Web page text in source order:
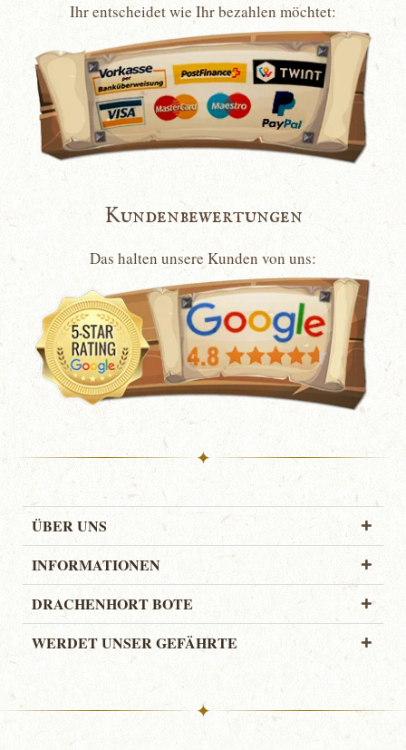
Ihr entscheidet wie Ihr bezahlen möchtet:
Kundenbewertungen
Das halten unsere Kunden von uns:
✦
ÜBER UNS
INFORMATIONEN
DRACHENHORT BOTE
WERDET UNSER GEFÄHRTE
✦